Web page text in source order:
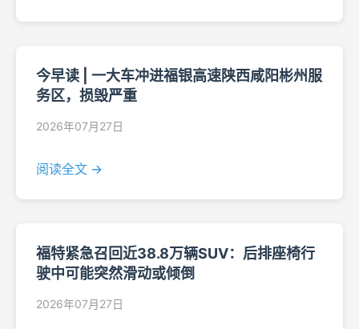
今早读 | 一大车冲进福银高速陕西咸阳彬州服
务区，损毁严重
2026年07月27日
阅读全文 →
福特紧急召回近38.8万辆SUV：后排座椅行
驶中可能突然滑动或倾倒
2026年07月27日